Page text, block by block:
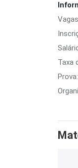
Taxa